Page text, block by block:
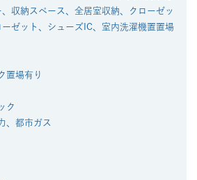
収納スペース、全居室収納、クローゼッ
ーゼット、シューズIC、室内洗濯機置置場
置場有り
ク
、都市ガス